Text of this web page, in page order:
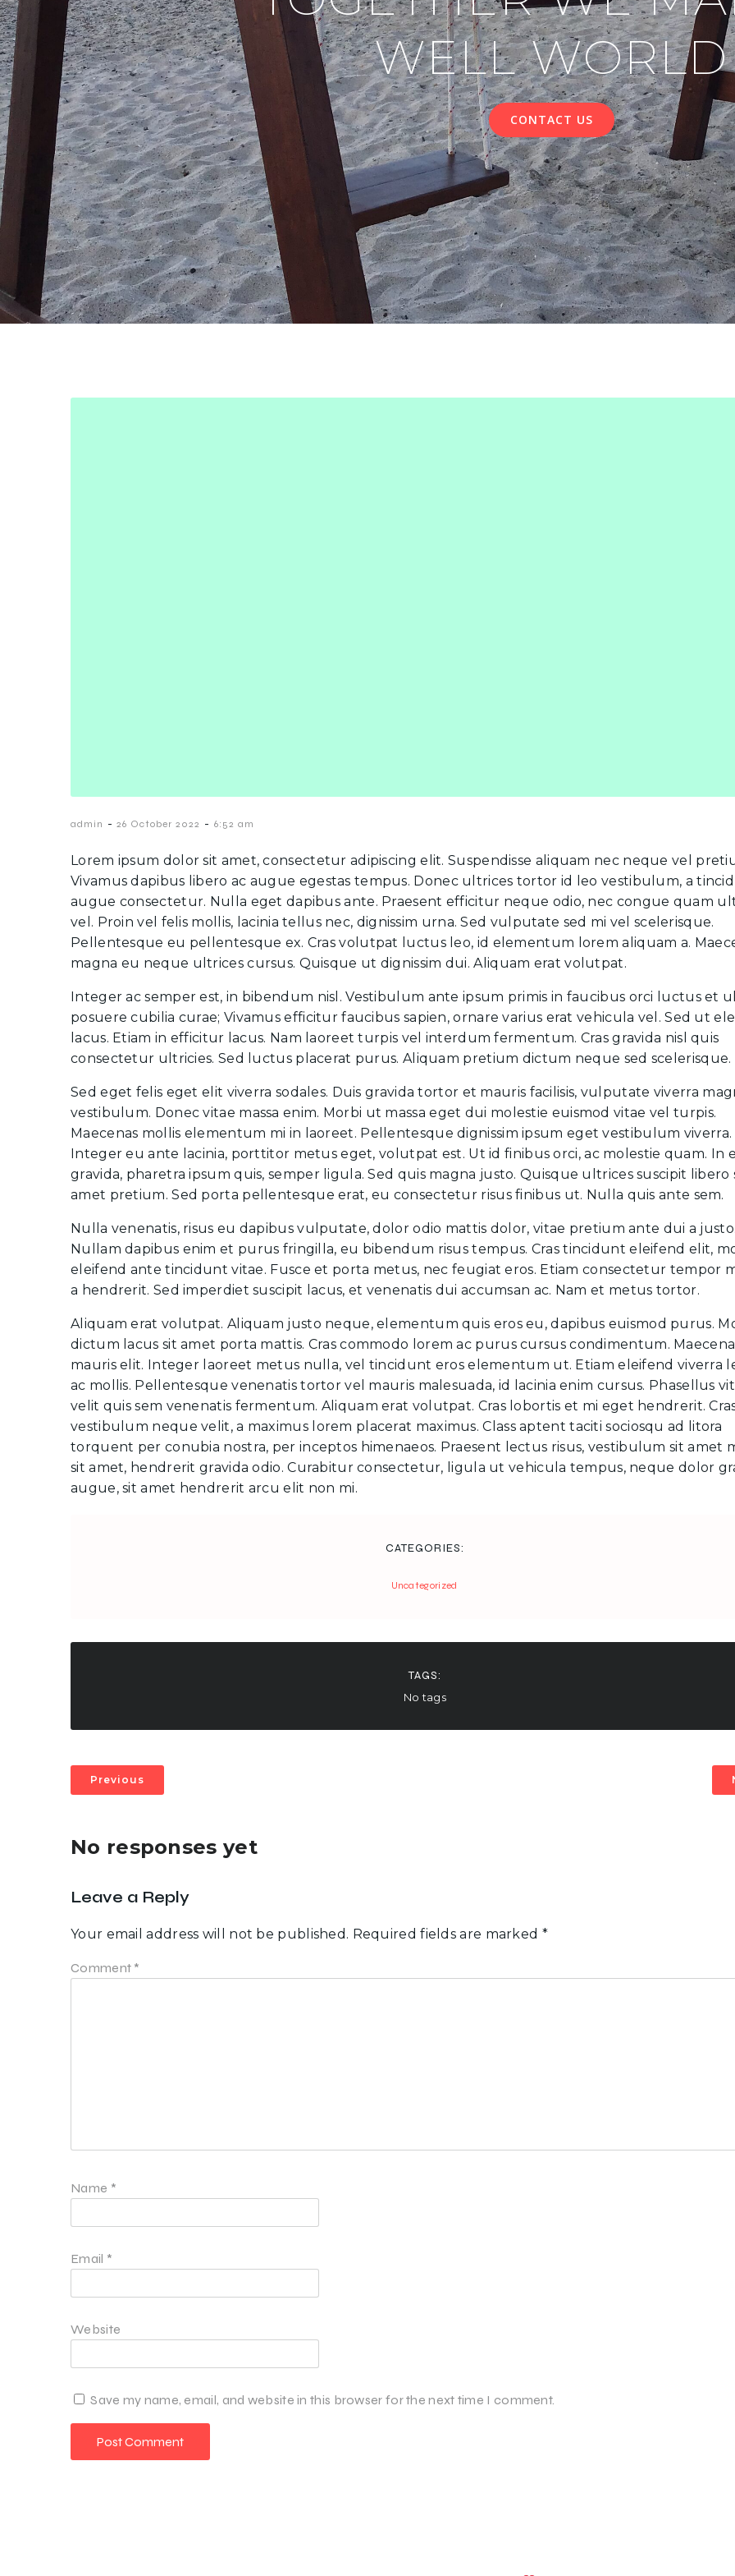
WELL WORLD
CONTACT US
admin - 26 October 2022 - 6:52 am
Lorem ipsum dolor sit amet, consectetur adipiscing elit. Suspendisse aliquam nec neque vel
Vivamus dapibus libero ac augue egestas tempus. Donec ultrices tortor id leo vestibulum, a
augue consectetur. Nulla eget dapibus ante. Praesent efficitur neque odio, nec congue quam
vel. Proin vel felis mollis, lacinia tellus nec, dignissim urna. Sed vulputate sed mi vel scelerisque.
Pellentesque eu pellentesque ex. Cras volutpat luctus leo, id elementum lorem aliquam a.
magna eu neque ultrices cursus. Quisque ut dignissim dui. Aliquam erat volutpat.
Integer ac semper est, in bibendum nisl. Vestibulum ante ipsum primis in faucibus orci luctus et
posuere cubilia curae; Vivamus efficitur faucibus sapien, ornare varius erat vehicula vel. Sed ut
lacus. Etiam in efficitur lacus. Nam laoreet turpis vel interdum fermentum. Cras gravida nisl quis
consectetur ultricies. Sed luctus placerat purus. Aliquam pretium dictum neque sed scelerisque.
Sed eget felis eget elit viverra sodales. Duis gravida tortor et mauris facilisis, vulputate viverra
vestibulum. Donec vitae massa enim. Morbi ut massa eget dui molestie euismod vitae vel turpis.
Maecenas mollis elementum mi in laoreet. Pellentesque dignissim ipsum eget vestibulum viverra.
Integer eu ante lacinia, porttitor metus eget, volutpat est. Ut id finibus orci, ac molestie quam. In
gravida, pharetra ipsum quis, semper ligula. Sed quis magna justo. Quisque ultrices suscipit libero
amet pretium. Sed porta pellentesque erat, eu consectetur risus finibus ut. Nulla quis ante sem.
Nulla venenatis, risus eu dapibus vulputate, dolor odio mattis dolor, vitae pretium ante dui a
Nullam dapibus enim et purus fringilla, eu bibendum risus tempus. Cras tincidunt eleifend elit,
eleifend ante tincidunt vitae. Fusce et porta metus, nec feugiat eros. Etiam consectetur tempor
a hendrerit. Sed imperdiet suscipit lacus, et venenatis dui accumsan ac. Nam et metus tortor.
Aliquam erat volutpat. Aliquam justo neque, elementum quis eros eu, dapibus euismod purus.
dictum lacus sit amet porta mattis. Cras commodo lorem ac purus cursus condimentum.
mauris elit. Integer laoreet metus nulla, vel tincidunt eros elementum ut. Etiam eleifend viverra
ac mollis. Pellentesque venenatis tortor vel mauris malesuada, id lacinia enim cursus. Phasellus
velit quis sem venenatis fermentum. Aliquam erat volutpat. Cras lobortis et mi eget hendrerit.
vestibulum neque velit, a maximus lorem placerat maximus. Class aptent taciti sociosqu ad litora
torquent per conubia nostra, per inceptos himenaeos. Praesent lectus risus, vestibulum sit amet
sit amet, hendrerit gravida odio. Curabitur consectetur, ligula ut vehicula tempus, neque dolor
augue, sit amet hendrerit arcu elit non mi.
CATEGORIES:
Uncategorized
TAGS:
No tags
Previous
No responses yet
Leave a Reply
Your email address will not be published. Required fields are marked *
Comment *
Name *
Email *
Website
Save my name, email, and website in this browser for the next time I comment.